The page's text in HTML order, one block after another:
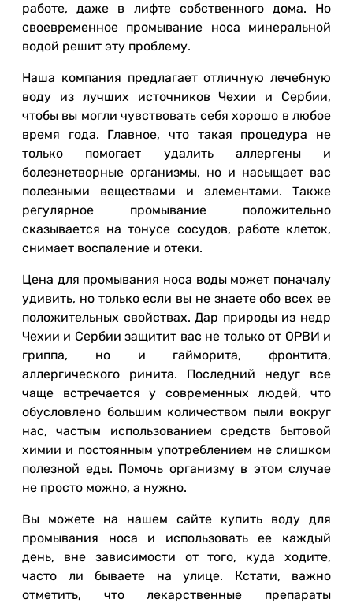
работе, даже в лифте собственного дома. Но
своевременное промывание носа минеральной
водой решит эту проблему.
Наша компания предлагает отличную лечебную
воду из лучших источников Чехии и Сербии,
чтобы вы могли чувствовать себя хорошо в любое
время года. Главное, что такая процедура не
только помогает удалить аллергены и
болезнетворные организмы, но и насыщает вас
полезными веществами и элементами. Также
регулярное промывание положительно
сказывается на тонусе сосудов, работе клеток,
снимает воспаление и отеки.
Цена для промывания носа воды может поначалу
удивить, но только если вы не знаете обо всех ее
положительных свойствах. Дар природы из недр
Чехии и Сербии защитит вас не только от ОРВИ и
гриппа, но и гайморита, фронтита,
аллергического ринита. Последний недуг все
чаще встречается у современных людей, что
обусловлено большим количеством пыли вокруг
нас, частым использованием средств бытовой
химии и постоянным употреблением не слишком
полезной еды. Помочь организму в этом случае
не просто можно, а нужно.
Вы можете на нашем сайте купить воду для
промывания носа и использовать ее каждый
день, вне зависимости от того, куда ходите,
часто ли бываете на улице. Кстати, важно
отметить, что лекарственные препараты